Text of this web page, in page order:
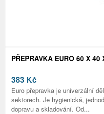
PŘEPRAVKA EURO 60 X 40
383 Kč
Euro přepravka je univerzální
sektorech. Je hygienická,
dopravu a skladování. Od...